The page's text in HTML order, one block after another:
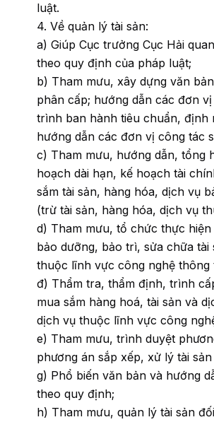
luật.
4. Về quản lý tài sản:
a) Giúp Cục trưởng Cục Hải
theo quy định của pháp luật;
b) Tham mưu, xây dựng văn
phân cấp; hướng dẫn các đơn
trình ban hành tiêu chuẩn, định
hướng dẫn các đơn vị công tác
c) Tham mưu, hướng dẫn, tổng
hoạch dài hạn, kế hoạch tài
sắm tài sản, hàng hóa, dịch vụ
(trừ tài sản, hàng hóa, dịch vụ
d) Tham mưu, tổ chức thực
bảo dưỡng, bảo trì, sửa chữa
thuộc lĩnh vực công nghệ thông
đ) Thẩm tra, thẩm định, trình
mua sắm hàng hoá, tài sản và
dịch vụ thuộc lĩnh vực công
e) Tham mưu, trình duyệt
phương án sắp xếp, xử lý tài
g) Phổ biến văn bản và hướng
theo quy định;
h) Tham mưu, quản lý tài sản